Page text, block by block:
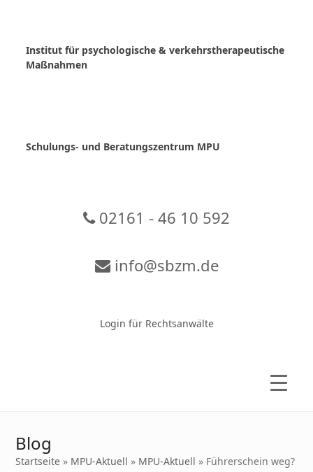
Institut für psychologische & verkehrstherapeutische
Maßnahmen
Schulungs- und Beratungszentrum MPU
02161 - 46 10 592
info@sbzm.de
Login für Rechtsanwälte
Blog
Startseite » MPU-Aktuell » MPU-Aktuell » Führerschein weg?